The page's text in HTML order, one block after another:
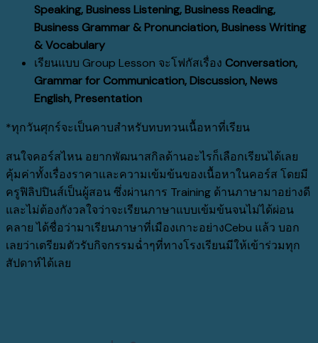
Speaking, Business Listening, Business Reading,
Business Grammar & Pronunciation, Business Writing
& Vocabulary
เรียนแบบ Group Lesson จะโฟกัสเรื่อง Conversation,
Grammar for Communication, Discussion, News
English, Presentation
*ทุกวันศุกร์จะเป็นคาบสำหรับทบทวนเนื้อหาที่เรียน
สนใจคอร์สไหน อยากพัฒนาสกิลด้านอะไรก็เลือกเรียนได้เลย
คุ้มค่าทั้งเรื่องราคาและความเข้มข้นของเนื้อหาในคอร์ส โดยมี
ครูฟิลิปปินส์เป็นผู้สอน ซึ่งผ่านการ Training ด้านภาษามาอย่างดี
และไม่ต้องกังวลใจว่าจะเรียนภาษาแบบเข้มข้นจนไม่ได้ผ่อน
คลาย ได้ชื่อว่ามาเรียนภาษาที่เมืองเกาะอย่างCebu แล้ว บอก
เลยว่าเตรียมตัวรับกิจกรรมฉ่ำๆที่ทางโรงเรียนมีให้เข้าร่วมทุก
สัปดาห์ได้เลย